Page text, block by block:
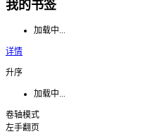
我的书签
加载中...
详情
升序
加载中...
卷轴模式
左手翻页